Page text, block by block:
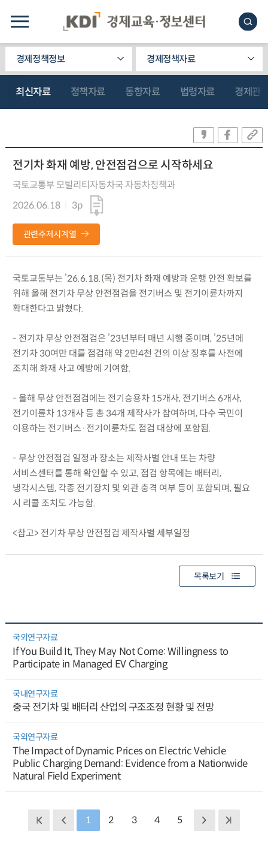
경제정책정보 경제정책자료
최신자료 정책자료 동향자료 법령자료 경제관
전기차 화재 예방, 안전점검으로 시작하세요
국토교통부 모빌리티자동차국 자동차정책과
2026.06.18
3p
관련주제시계열
국토교통부는 ’26.6.18.(목) 전기차 화재 예방과 운행 안전 확보를
위해 올해 전기차 무상 안전점검을 전기버스 및 전기이륜차까지
확대한다고 밝혔다.
- 전기차 무상 안전점검은 ’23년부터 매년 시행 중이며, ’25년에
전기차 30여만 대를 점검해 약 2만4천 건의 이상 징후를 사전에
조치해 화재 사고 예방에 기여함.
- 올해 무상 안전점검에는 전기승용차 15개사, 전기버스 6개사,
전기이륜차 13개사 등 총 34개 제작사가 참여하며, 다수 국민이
이용하는 전기버스·전기이륜차도 점검 대상에 포함됨.
- 무상 안전점검 일정과 장소는 제작사별 안내 또는 차량
서비스센터를 통해 확인할 수 있고, 점검 항목에는 배터리,
냉각시스템, 각종 전기장치 및 외관 충격 여부 등이 포함되며, 필요
시 리콜 조치도 가능함.
<참고> 전기차 무상 안전점검 제작사별 세부일정
목록보기
국외연구자료
If You Build It, They May Not Come: Willingness to
Participate in Managed EV Charging
국내연구자료
중국 전기차 및 배터리 산업의 구조조정 현황 및 전망
국외연구자료
The Impact of Dynamic Prices on Electric Vehicle
Public Charging Demand: Evidence from a Nationwide
Natural Field Experiment
1 2 3 4 5